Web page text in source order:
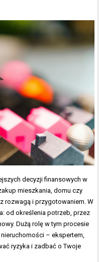
decyzji finansowych w
mieszkania, domu czy
rozwagą i przygotowaniem. W
od określenia potrzeb, przez
Dużą rolę w tym procesie
– ekspertem,
ryzyka i zadbać o Twoje